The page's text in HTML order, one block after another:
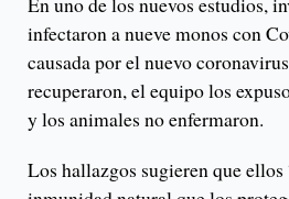
infectaron a nueve monos con
causada por el nuevo
recuperaron, el equipo los
y los animales no enfermaron.
Los hallazgos sugieren que